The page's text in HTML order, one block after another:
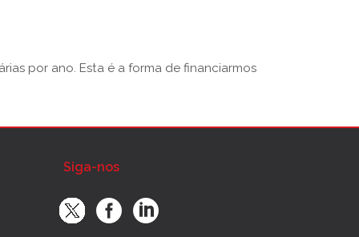
por ano. Esta é a forma de financiarmos
Siga-nos